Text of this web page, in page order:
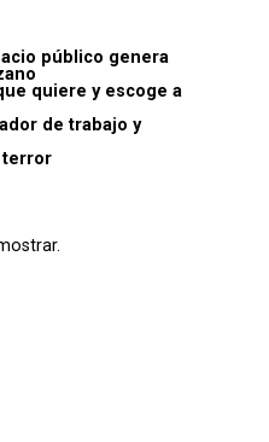
público genera
quiere y escoge a
de trabajo y
terror